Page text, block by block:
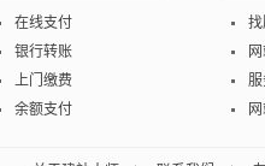
在线支付
银行转账
上门缴费
余额支付